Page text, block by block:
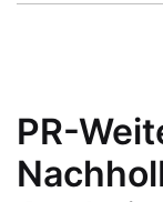
PR-